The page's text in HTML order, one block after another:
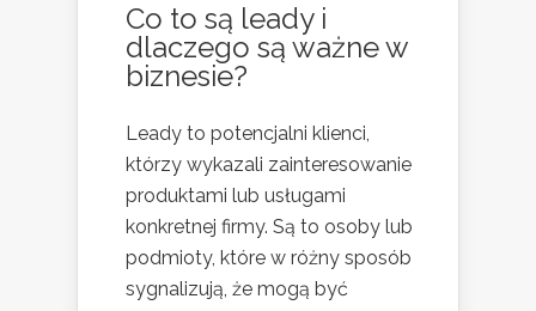
Co to są leady i
dlaczego są ważne w
biznesie?
Leady to potencjalni klienci,
którzy wykazali zainteresowanie
produktami lub usługami
konkretnej firmy. Są to osoby lub
podmioty, które w różny sposób
sygnalizują, że mogą być